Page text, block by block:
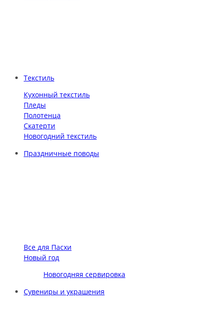
Текстиль
Кухонный текстиль
Пледы
Полотенца
Скатерти
Новогодний текстиль
Праздничные поводы
Все для Пасхи
Новый год
Новогодняя сервировка
Сувениры и украшения